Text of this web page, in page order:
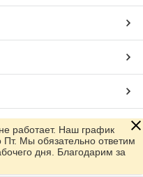
работает. Наш график
Мы обязательно ответим
дня. Благодарим за